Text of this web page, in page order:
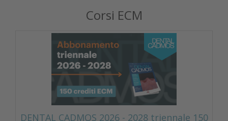
Corsi ECM
DENTAL CADMOS 2026 - 2028 triennale 150